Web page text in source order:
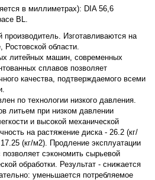
в миллиметрах): DIA 56,6
BL.
производитель. Изготавливаются на
Ростовской области.
литейных машин, современных
сплавов позволяет
качества, подтверждаемого всеми
по технологии низкого давления.
литьем при низком давлении
и высокой механической
на растяжение диска - 26.2 (кг/
(кг/м2). Продление эксплуатации
сэкономить сырьевой
обработки. Результат - снижается
уменьшается потребляемое